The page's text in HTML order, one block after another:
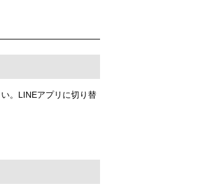
。LINEアプリに切り替